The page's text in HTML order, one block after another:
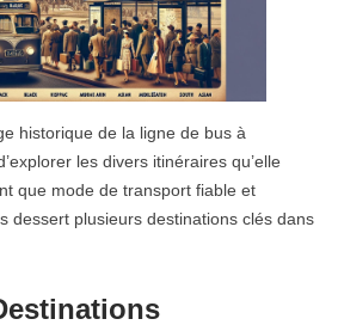
historique de la ligne de bus à
les divers itinéraires qu’elle
que mode de transport fiable et
dessert plusieurs destinations clés dans